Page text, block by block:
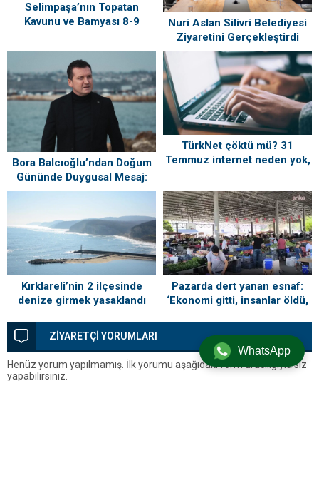
Selimpaşa’nın Topatan
Kavunu ve Bamyası 8-9
Buluşuyor
Nuri Aslan Silivri Belediyesi
Ziyaretini Gerçekleştirdi
Bora Balcıoğlu’ndan Doğum
Gününde Duygusal Mesaj:
“Silivri’mi Çok Özlüyorum”
TürkNet çöktü mü? 31
Temmuz internet neden yok,
Kırklareli’nin 2 ilçesinde
denize girmek yasaklandı
Pazarda dert yanan esnaf:
‘Ekonomi gitti, insanlar öldü,
ZİYARETÇİ YORUMLARI
Henüz yorum yapılmamış. İlk yorumu aşağıdaki form aracılığıyla siz
yapabilirsiniz.
WhatsApp